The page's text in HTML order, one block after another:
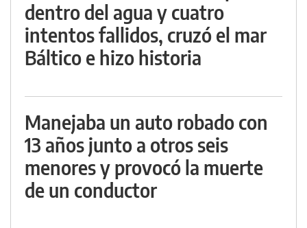
dentro del agua y cuatro
intentos fallidos, cruzó el mar
Báltico e hizo historia
Manejaba un auto robado con
13 años junto a otros seis
menores y provocó la muerte
de un conductor